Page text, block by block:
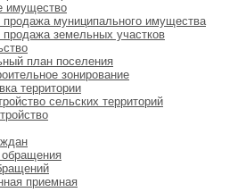
имущество
муниципального имущества
земельных участков
план поселения
зонирование
территории
сельских территорий
обращения
приемная